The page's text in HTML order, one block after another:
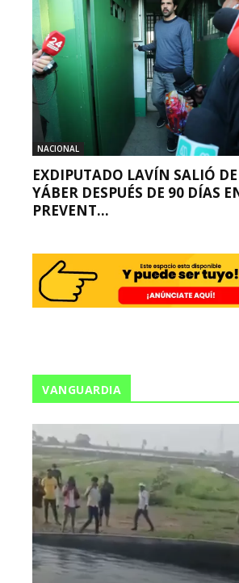
NACIONAL
EXDIPUTADO LAVÍN SALIÓ
YÁBER DESPUÉS DE 90 DÍAS
PREVENT...
VANGUARDIA